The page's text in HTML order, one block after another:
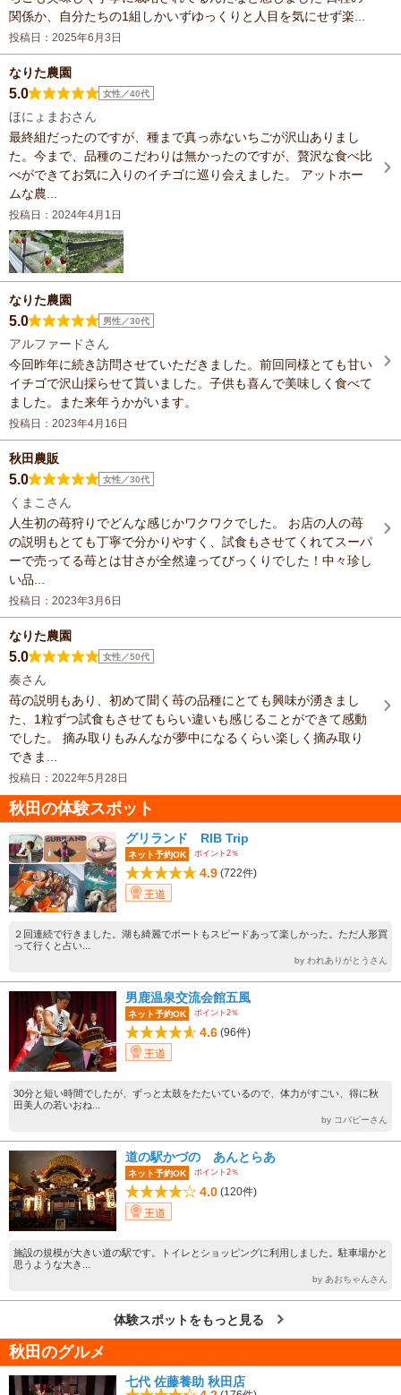
関係か、自分たちの1組しかいずゆっくりと人目を気にせず楽...
投稿日：2025年6月3日
なりた農園
5.0 女性／40代
ほにょまおさん
最終組だったのですが、種まで真っ赤ないちごが沢山ありまし
た。今まで、品種のこだわりは無かったのですが、贅沢な食べ比
べができてお気に入りのイチゴに巡り会えました。 アットホー
ムな農...
投稿日：2024年4月1日
なりた農園
5.0 男性／30代
アルファードさん
今回昨年に続き訪問させていただきました。前回同様とても甘い
イチゴで沢山採らせて貰いました。子供も喜んで美味しく食べて
ました。また来年うかがいます。
投稿日：2023年4月16日
秋田農販
5.0 女性／30代
くまこさん
人生初の苺狩りでどんな感じかワクワクでした。 お店の人の苺
の説明もとても丁寧で分かりやすく、試食もさせてくれてスーパ
ーで売ってる苺とは甘さが全然違ってびっくりでした！中々珍し
い品...
投稿日：2023年3月6日
なりた農園
5.0 女性／50代
奏さん
苺の説明もあり、初めて聞く苺の品種にとても興味が湧きまし
た、1粒ずつ試食もさせてもらい違いも感じることができて感動
でした。 摘み取りもみんなが夢中になるくらい楽しく摘み取り
できま...
投稿日：2022年5月28日
秋田の体験スポット
グリランド RIB Trip
ネット予約OK ポイント2％
4.9 (722件)
王道
２回連続で行きました。湖も綺麗でボートもスピードあって楽しかった。ただ人形買
って行くと占い...
by われありがとうさん
男鹿温泉交流会館五風
ネット予約OK ポイント2％
4.6 (96件)
王道
30分と短い時間でしたが、ずっと太鼓をたたいているので、体力がすごい、得に秋
田美人の若いおね...
by コバピーさん
道の駅かづの あんとらあ
ネット予約OK ポイント2％
4.0 (120件)
王道
施設の規模が大きい道の駅です。トイレとショッピングに利用しました。駐車場かと
思うような大き...
by あおちゃんさん
体験スポットをもっと見る
秋田のグルメ
七代 佐藤養助 秋田店